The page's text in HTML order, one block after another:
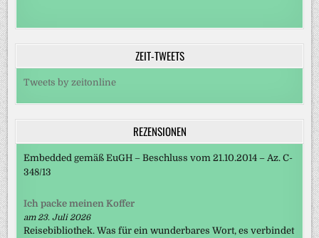
ZEIT-TWEETS
Tweets by zeitonline
REZENSIONEN
Embedded gemäß EuGH – Beschluss vom 21.10.2014 – Az. C-
348/13
Ich packe meinen Koffer
am 23. Juli 2026
Reisebibliothek. Was für ein wunderbares Wort, es verbindet